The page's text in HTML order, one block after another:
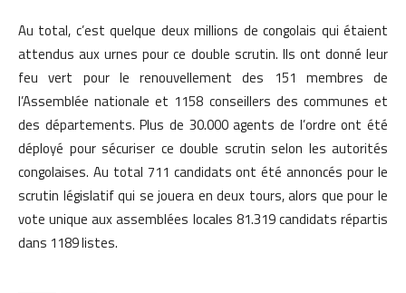
Au total, c’est quelque deux millions de congolais qui étaient
attendus aux urnes pour ce double scrutin. Ils ont donné leur
feu vert pour le renouvellement des 151 membres de
l’Assemblée nationale et 1158 conseillers des communes et
des départements. Plus de 30.000 agents de l’ordre ont été
déployé pour sécuriser ce double scrutin selon les autorités
congolaises. Au total 711 candidats ont été annoncés pour le
scrutin législatif qui se jouera en deux tours, alors que pour le
vote unique aux assemblées locales 81.319 candidats répartis
dans 1189 listes.